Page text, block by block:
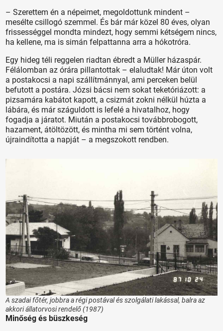
– Szerettem én a népeimet, megoldottunk mindent –
mesélte csillogó szemmel. És bár már közel 80 éves, olyan
frissességgel mondta mindezt, hogy semmi kétségem nincs,
ha kellene, ma is simán felpattanna arra a hókotróra.
Egy hideg téli reggelen riadtan ébredt a Müller házaspár.
Félálomban az órára pillantottak – elaludtak! Már úton volt
a postakocsi a napi szállítmánnyal, ami perceken belül
befutott a postára. Józsi bácsi nem sokat teketóriázott: a
pizsamára kabátot kapott, a csizmát zokni nélkül húzta a
lábára, és már száguldott is lefelé a hivatalhoz, hogy
fogadja a járatot. Miután a postakocsi továbbrobogott,
hazament, átöltözött, és mintha mi sem történt volna,
újraindította a napját – a megszokott rendben.
A szadai főtér, jobbra a régi postával és szolgálati lakással, balra az
akkori állatorvosi rendelő (1987)
Minőség és büszkeség